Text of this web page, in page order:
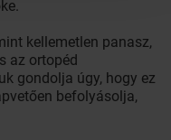
kellemetlen panasz,
az ortopéd
gondolja úgy, hogy ez
befolyásolja,